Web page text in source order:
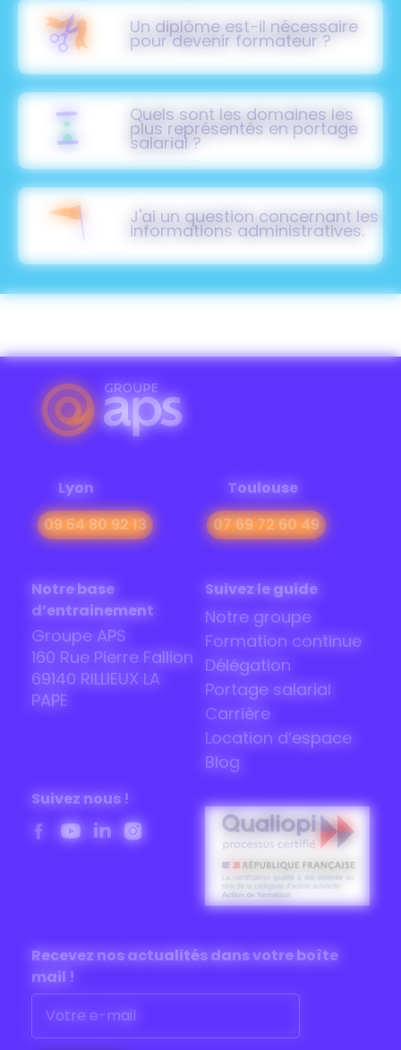
Un diplôme est-il nécessaire
pour devenir formateur ?
Quels sont les domaines les
plus représentés en portage
salarial ?
J'ai un question concernant les
informations administratives.
Lyon
09 54 80 92 13
Toulouse
07 69 72 60 49
Notre base
d’entrainement
Groupe APS
160 Rue Pierre Fallion
69140 RILLIEUX LA
PAPE
Suivez nous !
Suivez le guide
Notre groupe
Formation continue
Délégation
Portage salarial
Carrière
Location d’espace
Blog
Recevez nos actualités dansvotre boîte
mail !